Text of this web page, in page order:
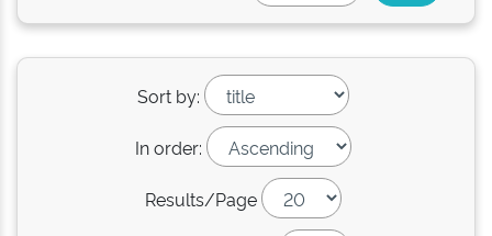
Sort by:
In order:
Results/Page